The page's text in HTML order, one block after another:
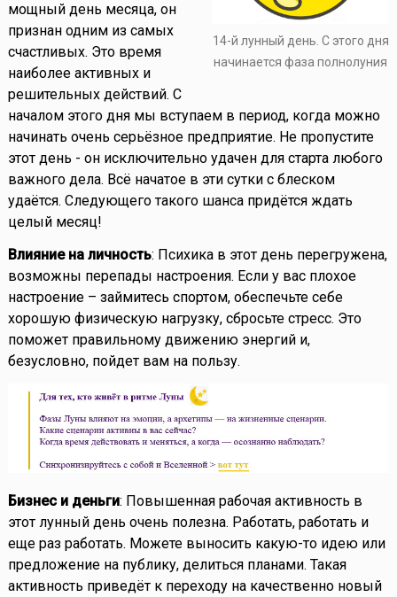
14-й лунный день. С этого дня
начинается фаза полнолуния
мощный день месяца, он
признан одним из самых
счастливых. Это время
наиболее активных и
решительных действий. С
началом этого дня мы вступаем в период, когда можно
начинать очень серьёзное предприятие. Не пропустите
этот день - он исключительно удачен для старта любого
важного дела. Всё начатое в эти сутки с блеском
удаётся. Следующего такого шанса придётся ждать
целый месяц!
Влияние на личность: Психика в этот день перегружена,
возможны перепады настроения. Если у вас плохое
настроение – займитесь спортом, обеспечьте себе
хорошую физическую нагрузку, сбросьте стресс. Это
поможет правильному движению энергий и,
безусловно, пойдет вам на пользу.
Бизнес и деньги: Повышенная рабочая активность в
этот лунный день очень полезна. Работать, работать и
еще раз работать. Можете выносить какую-то идею или
предложение на публику, делиться планами. Такая
активность приведёт к переходу на качественно новый